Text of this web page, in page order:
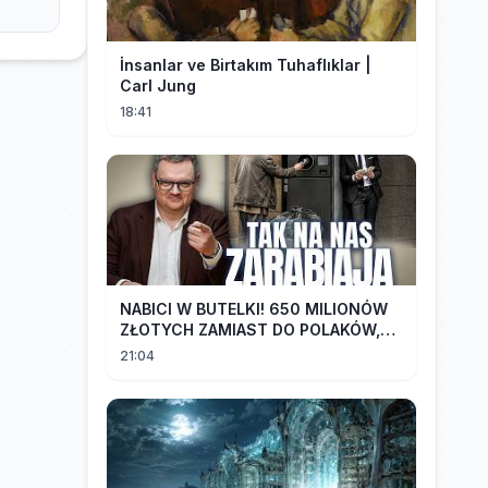
İnsanlar ve Birtakım Tuhaflıklar |
Carl Jung
18:41
NABICI W BUTELKI! 650 MILIONÓW
ZŁOTYCH ZAMIAST DO POLAKÓW,
TRAFIŁO DO LOBBYSTÓW | Radek
21:04